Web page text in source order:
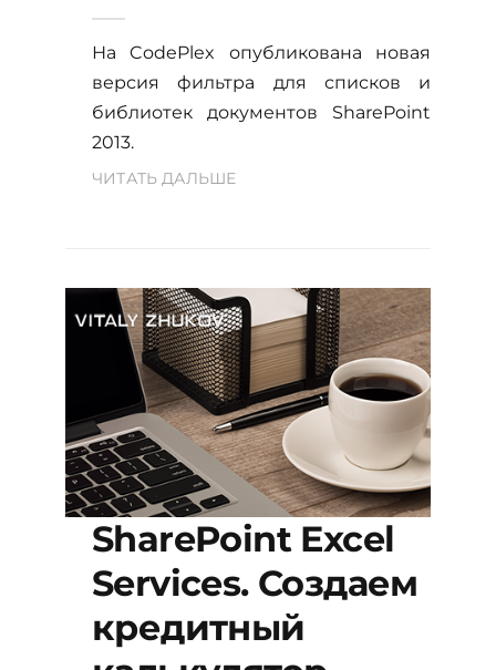
На CodePlex опубликована новая
версия фильтра для списков и
библиотек документов SharePoint
2013.
ЧИТАТЬ ДАЛЬШЕ
SharePoint Excel
Services. Создаем
кредитный